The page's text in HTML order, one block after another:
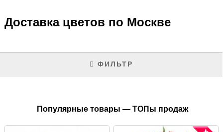
Доставка цветов по Москве
ФИЛЬТР
Популярные товары — ТОПы продаж